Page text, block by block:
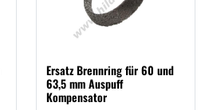
Ersatz Brennring für 60 und
63,5 mm Auspuff
Kompensator